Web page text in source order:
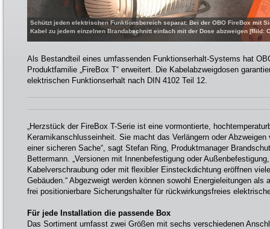
Schützt jeden elektrischen Funktionsbereich separat: Bei der OBO FireBox mit
Kabel zu jedem einzelnen Brandabschnitt einfach mit der Dose abzweigen [Bild:
Als Bestandteil eines umfassenden Funktionserhalt-Systems hat
Produktfamilie „FireBox T“ erweitert. Die Kabelabzweigdosen
elektrischen Funktionserhalt nach DIN 4102 Teil 12.
„Herzstück der FireBox T-Serie ist eine vormontierte,
Keramikanschlusseinheit. Sie macht das Verlängern oder
einer sicheren Sache“, sagt Stefan Ring, Produktmanager
Bettermann. „Versionen mit Innenbefestigung oder
Kabelverschraubung oder mit flexibler Einsteckdichtung eröffnen
Gebäuden.“ Abgezweigt werden können sowohl Energieleitungen als
frei positionierbare Sicherungshalter für rückwirkungsfreies
Für jede Installation die passende Box
Das Sortiment umfasst zwei Größen mit sechs verschiedenen